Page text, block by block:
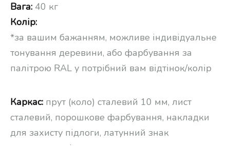
Вага: 40 кг
Колір:
*за вашим бажанням, можливе індивідуальне
тонування деревини, або фарбування за
палітрою RAL у потрібний вам відтінок/колір
Каркас: прут (коло) сталевий 10 мм, лист
сталевий, порошкове фарбування, накладки
для захисту підлоги, латунний знак